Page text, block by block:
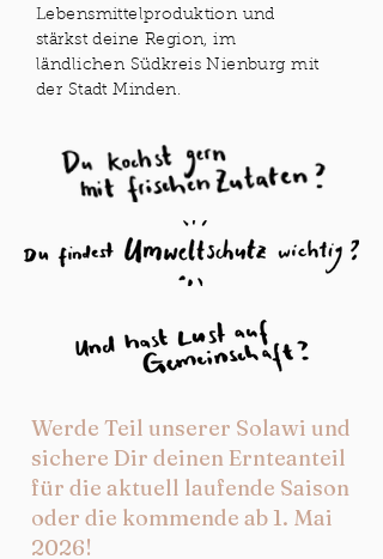
Lebensmittelproduktion und
stärkst deine Region, im
ländlichen Südkreis Nienburg mit
der Stadt Minden.
Werde Teil unserer Solawi und
sichere Dir deinen Ernteanteil
für die aktuell laufende Saison
oder die kommende ab 1. Mai
2026!